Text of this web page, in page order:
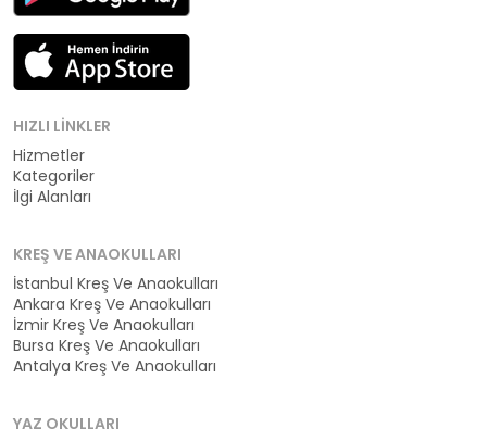
HIZLI LINKLER
Hizmetler
Kategoriler
İlgi Alanları
KREŞ VE ANAOKULLARI
İstanbul Kreş Ve Anaokulları
Ankara Kreş Ve Anaokulları
İzmir Kreş Ve Anaokulları
Bursa Kreş Ve Anaokulları
Antalya Kreş Ve Anaokulları
YAZ OKULLARI